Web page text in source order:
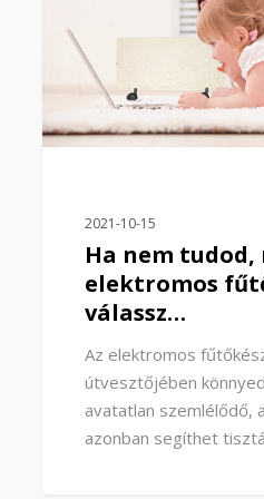
2021-10-15
Ha nem tudod,
elektromos
válassz…
Az elektromos
útvesztőjében
avatatlan szemlélődő,
azonban segíthet